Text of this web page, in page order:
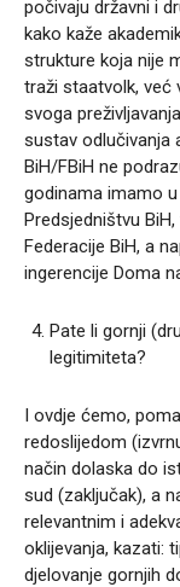
počivaju državni i
kako kaže
strukture koja nije
traži staatvolk, već
svoga
sustav odlučivanja
BiH/FBiH ne
godinama imamo u
Predsjedništvu
Federacije BiH, a
ingerencije Doma
Pate li gornji
legitimiteta?
I ovdje ćemo,
redoslijedom
način dolaska do
sud (zaključak), a
relevantnim i
oklijevanja, kazati:
djelovanje gornjih